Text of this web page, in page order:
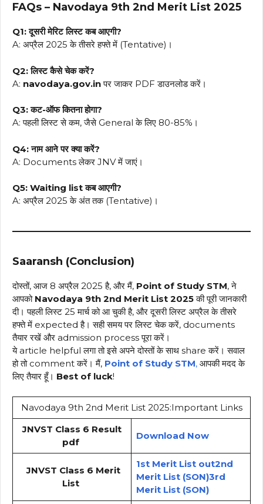
FAQs – Navodaya 9th 2nd Merit List 2025
Q1: दूसरी मेरिट लिस्ट कब आएगी?
A: अप्रैल 2025 के तीसरे हफ्ते में (Tentative)।
Q2: लिस्ट कैसे चेक करें?
A: navodaya.gov.inपर जाकर PDF डाउनलोड करें।
Q3: कट-ऑफ कितना होगा?
A: पहली लिस्ट से कम, जैसे General के लिए 80-85%।
Q4: नाम आने पर क्या करें?
A: Documents लेकर JNV में जाएं।
Q5: Waiting list कब आएगी?
A: अप्रैल 2025 के अंत तक (Tentative)।
Saaransh (Conclusion)
दोस्तों, आज 8 अप्रैल 2025 है, और मैं, Point of Study STM, ने
आपको Navodaya 9th 2nd Merit List 2025की पूरी जानकारी
दी। पहली लिस्ट 25 मार्च को आ चुकी है, और दूसरी लिस्ट अप्रैल के तीसरे
हफ्ते में expected है। सही समय पर लिस्ट चेक करें, documents
तैयार रखें और admission process पूरा करें।
ये article helpful लगा तो इसे अपने दोस्तों के साथ share करें। सवाल
हो तो comment करें। मैं, Point of Study STM, आपकी मदद के
लिए तैयार हूँ। Best of luck!
Navodaya 9th 2nd Merit List 2025:Important Links
JNVST Class 6 Result
pdf
Download Now
JNVST Class 6 Merit
List
1st Merit List out2nd
Merit List (SON)3rd
Merit List (SON)